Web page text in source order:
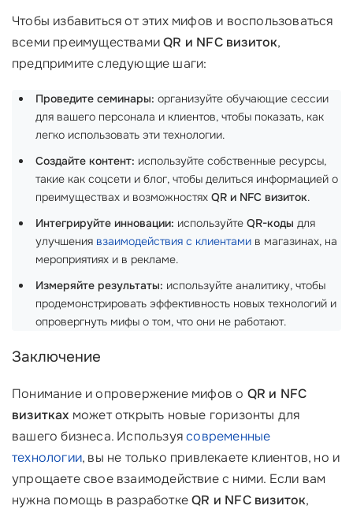
Чтобы избавиться от этих мифов и воспользоваться
всеми преимуществамиQR и NFC визиток,
предпримите следующие шаги:
Проведите семинары: организуйте обучающие сессии
для вашего персонала и клиентов, чтобы показать, как
легко использовать эти технологии.
Создайте контент: используйте собственные ресурсы,
такие как соцсети и блог, чтобы делиться информацией о
преимуществах и возможностях QR и NFC визиток.
Интегрируйте инновации: используйте QR-коды для
улучшения взаимодействия с клиентами в магазинах, на
мероприятиях и в рекламе.
Измеряйте результаты: используйте аналитику, чтобы
продемонстрировать эффективность новых технологий и
опровергнуть мифы о том, что они не работают.
Заключение
Понимание и опровержение мифов о QR и NFC
визитках может открыть новые горизонты для
вашего бизнеса. Используясовременные
технологии, вы не только привлекаете клиентов, но и
упрощаете свое взаимодействие с ними. Если вам
нужна помощь в разработкеQR и NFC визиток,